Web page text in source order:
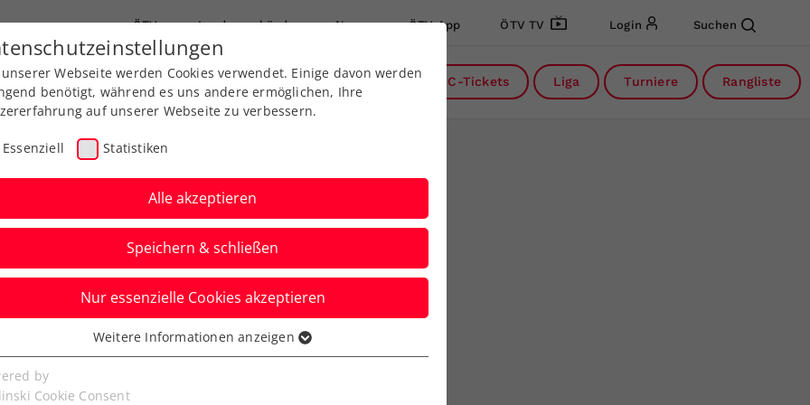
ÖTV Landesverbände News ÖTV App ÖTV TV Login Suchen
Ausbildungen Services Über uns DC-Tickets Liga Turniere Rangliste
Melzer: Profitiert vom
Cup-
Webseite werden Cookies verwendet. Einige davon werden
benötigt, während es uns andere ermöglichen, Ihre
auf unserer Webseite zu verbessern.
Essenziell Statistiken
Alle akzeptieren
Speichern & schließen
Nur essenzielle Cookies akzeptieren
Cookies werden für grundlegende Funktionen der
benötigt. Dadurch ist gewährleistet, dass die Webseite
Weitere Informationen anzeigen
by
Cookie Consent